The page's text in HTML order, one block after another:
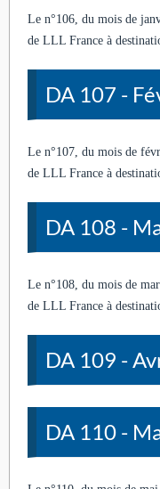
Le n°106, du mois de
de LLL France à
DA 107 -
Le n°107, du mois de
de LLL France à
DA 108 -
Le n°108, du mois de
de LLL France à
DA 109 -
DA 110 -